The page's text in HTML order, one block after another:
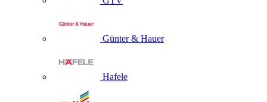
Günter & Hauer
Hafele